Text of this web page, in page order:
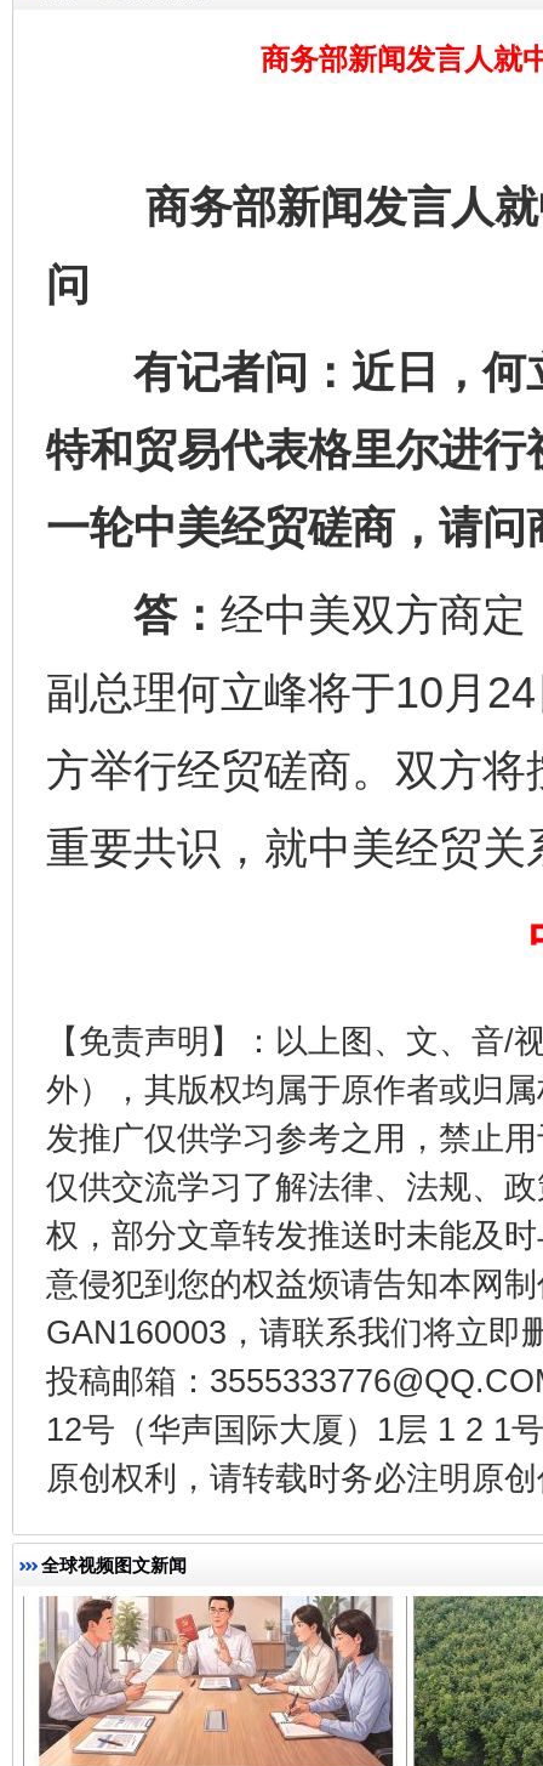
商务部新闻发言人就
商务部新闻发言人就
问
有记者问：近日，何
特和贸易代表格里尔进
一轮中美经贸磋商，请
答： 经中美双方商定
副总理何立峰将于10月
方举行经贸磋商。双方
重要共识，就中美经贸
【免责声明】：以上图、文、音/
外），其版权均属于原作者或归
发推广仅供学习参考之用，禁止
仅供交流学习了解法律、法规、
权，部分文章转发推送时未能及
意侵犯到您的权益烦请告知本网
GAN160003，请联系我们将立即
投稿邮箱：
12号（华声国际大厦）1层 1 2 1
原创权利，请转载时务必注明原
全球视频图文新闻
完善运行机制助力责任有效落实 一纸欠
千年窑火 生生不息 一
揭开“小金库”的免责幌子